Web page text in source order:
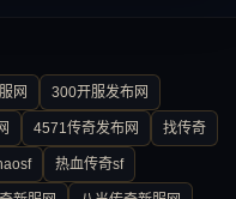
网 300开服发布网
4571传奇发布网 找传奇
热血传奇sf